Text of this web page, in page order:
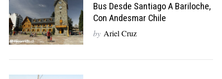
Bus Desde Santiago A Bariloche,
Con Andesmar Chile
by Ariel Cruz